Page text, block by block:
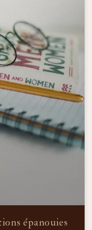
épanouies